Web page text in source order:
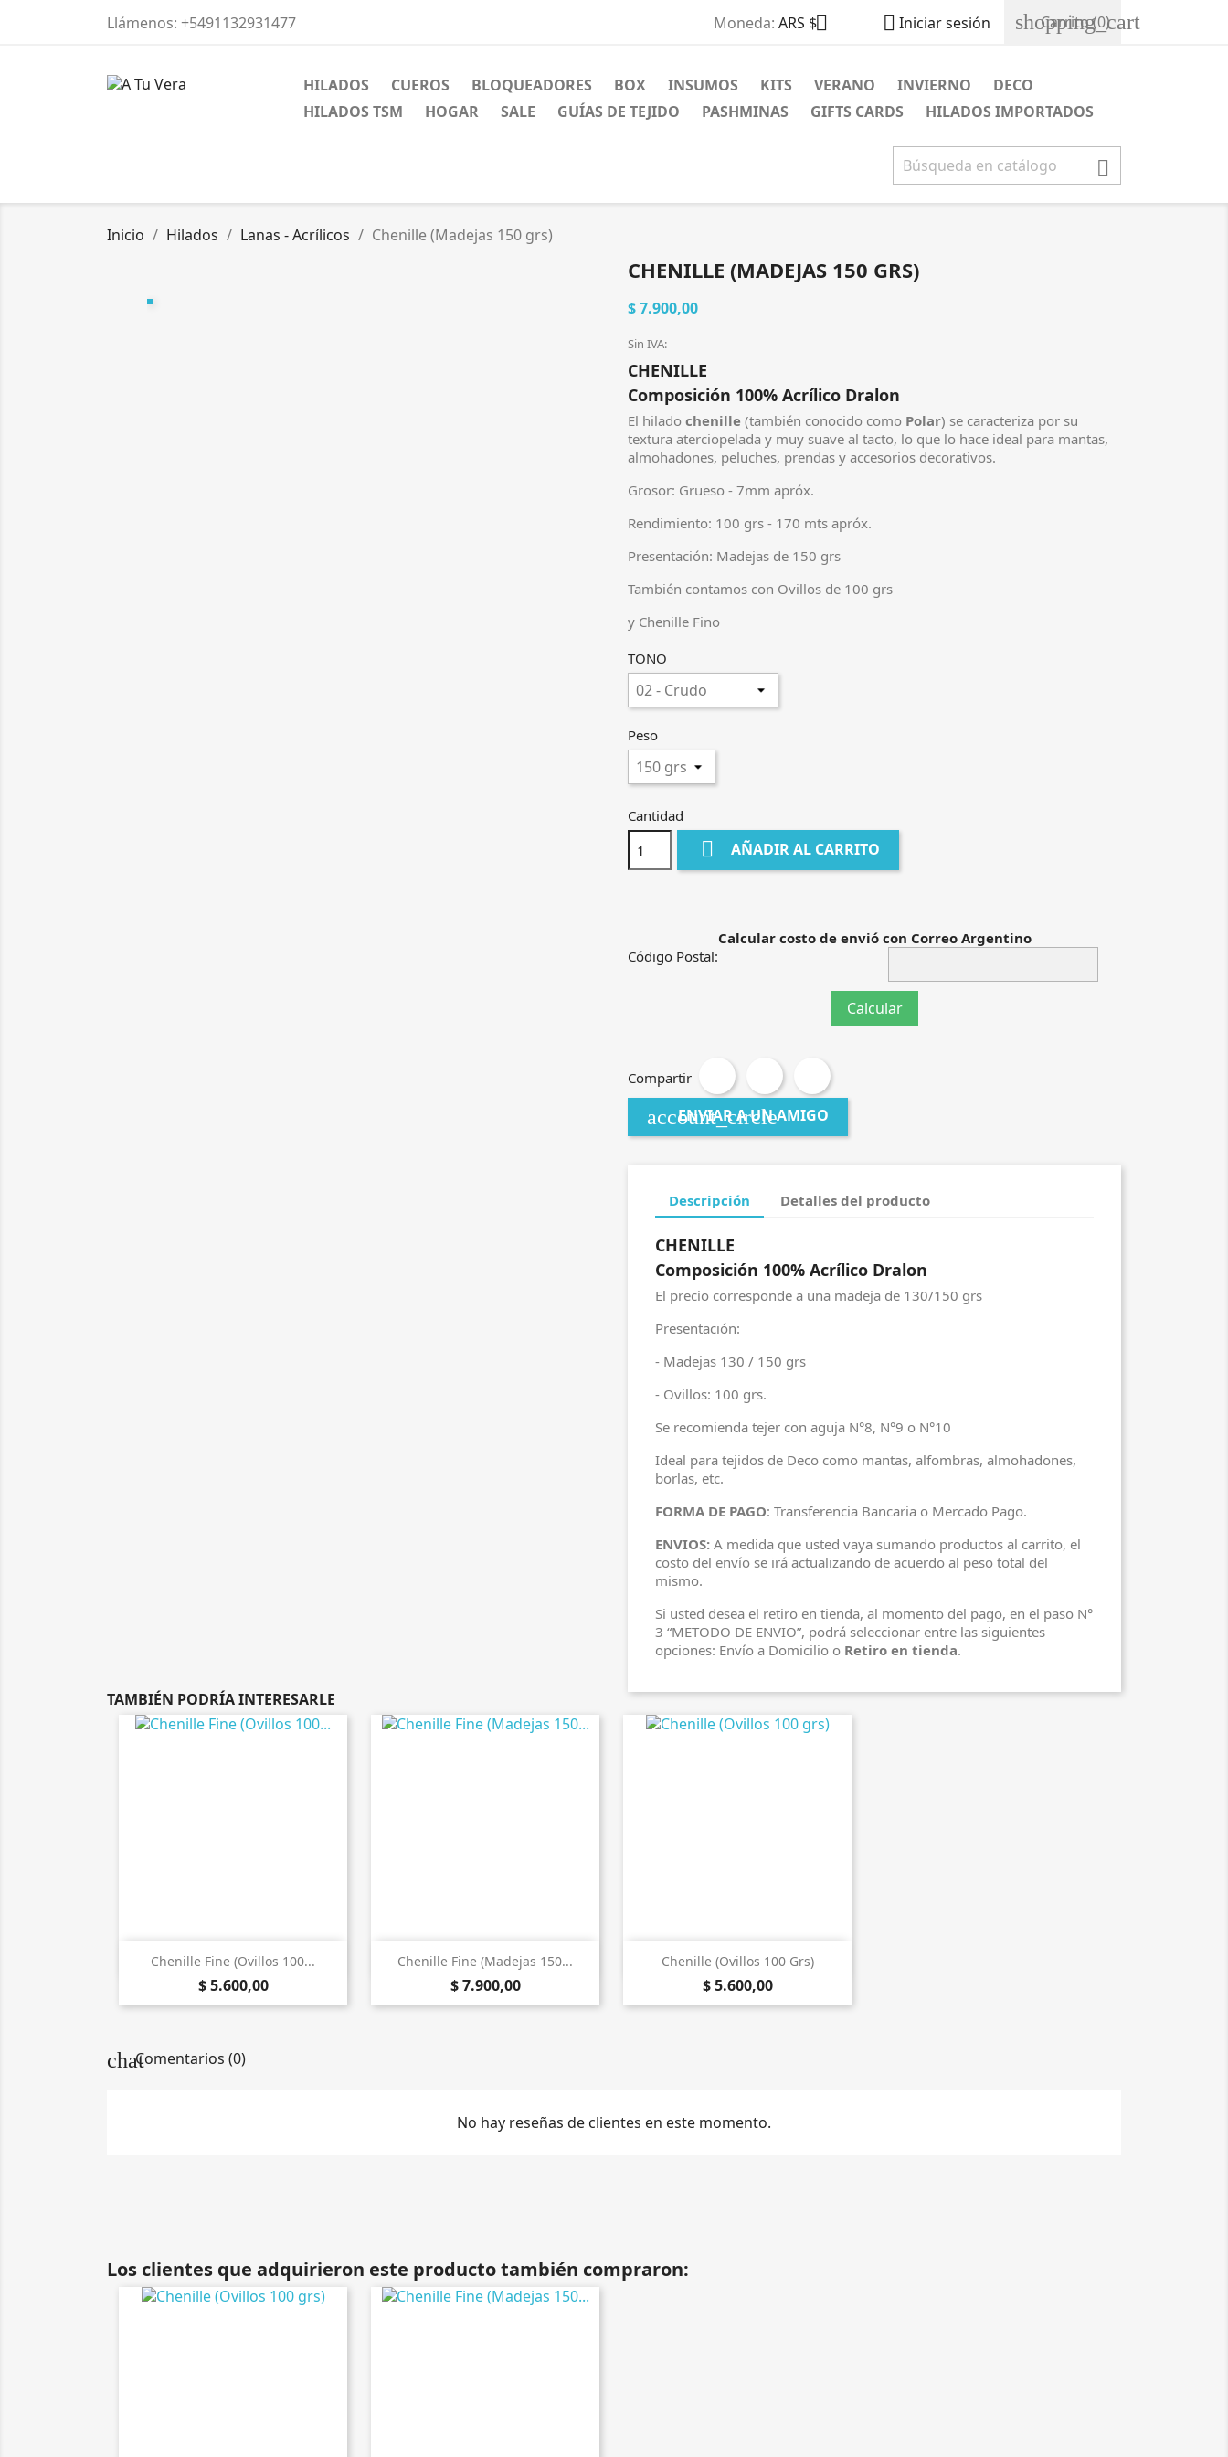
Llámenos: +5491132931477 Moneda: ARS $  Iniciar sesión shopping_cart
Carrito(0)
HILADOS CUEROS BLOQUEADORES BOX INSUMOS KITS VERANO INVIERNO
DECO
HILADOS TSM
HOGAR SALE GUÍAS DE TEJIDO PASHMINAS GIFTS CARDS HILADOS IMPORTADOS

Inicio Hilados Lanas - Acrílicos Chenille (Madejas 150 grs)
CHENILLE (MADEJAS 150 GRS)
$ 7.900,00
Sin IVA:
CHENILLE
Composición 100% Acrílico Dralon
El hilado chenille (también conocido como Polar) se caracteriza por su
textura aterciopelada y muy suave al tacto, lo que lo hace ideal para mantas,
almohadones, peluches, prendas y accesorios decorativos.
Grosor: Grueso - 7mm apróx.
Rendimiento: 100 grs - 170 mts apróx.
Presentación: Madejas de 150 grs
También contamos con Ovillos de 100 grs
y Chenille Fino
TONO
Peso
Cantidad
 AÑADIR AL CARRITO
Calcular costo de envió con Correo Argentino
Código Postal:
Compartir
account_circle
ENVIAR A UN AMIGO
Descripción Detalles del producto
CHENILLE
Composición 100% Acrílico Dralon
El precio corresponde a una madeja de 130/150 grs
Presentación:
- Madejas 130 / 150 grs
- Ovillos: 100 grs.
Se recomienda tejer con aguja N°8, N°9 o N°10
Ideal para tejidos de Deco como mantas, alfombras, almohadones,
borlas, etc.
FORMA DE PAGO: Transferencia Bancaria o Mercado Pago.
ENVIOS: A medida que usted vaya sumando productos al carrito, el
costo del envío se irá actualizando de acuerdo al peso total del
mismo.
Si usted desea el retiro en tienda, al momento del pago, en el paso N°
3 “METODO DE ENVIO”, podrá seleccionar entre las siguientes
opciones: Envío a Domicilio o Retiro en tienda.
TAMBIÉN PODRÍA INTERESARLE
Chenille Fine (Ovillos 100...
$ 5.600,00
 Vista rápida Chenille Fine (Madejas 150...
$ 7.900,00
 Vista rápida Chenille (Ovillos 100 Grs)
$ 5.600,00
 Vista rápida
chatComentarios (0)
No hay reseñas de clientes en este momento.
Los clientes que adquirieron este producto también compraron: